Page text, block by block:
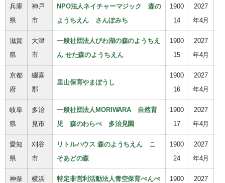
兵庫
県
神戸
市
NPO法人ネイチャーマジック 森の
ようちえん さんぽみち
1900
14
2027
年4月
滋賀
県
大津
市
一般社団法人びわ湖の森のようちえ
ん せた森のようちえん
1900
15
2027
年4月
京都
府
綴喜
郡
里山保育やまぼうし
1900
16
2027
年4月
岐阜
県
多治
見市
一般社団法人MORIWARA 自然育
児 森のわらべ 多治見園
1900
17
2027
年4月
愛知
県
刈谷
市
リトルハウス 森のようちえん こ
そあどの森
1900
24
2027
年4月
神奈
横浜
特定非営利活動法人青空保育ぺんぺ
1900
2027